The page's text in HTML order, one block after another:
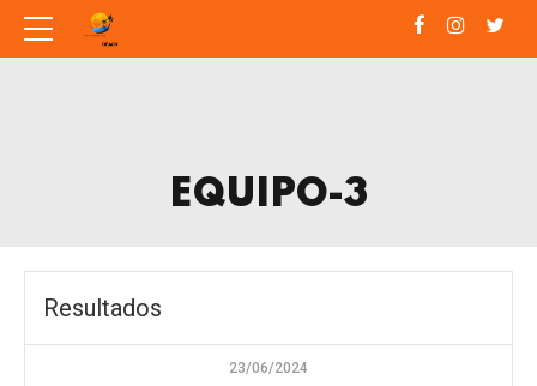
EQUIPO-3
Resultados
23/06/2024